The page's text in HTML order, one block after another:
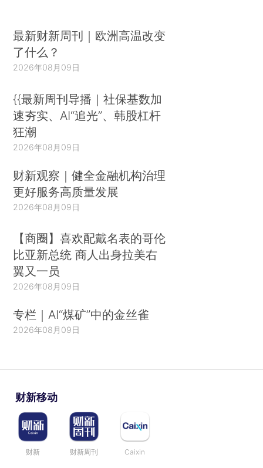
最新财新周刊｜欧洲高温改变
了什么？
2026年08月09日
{{最新周刊导播｜社保基数加
速夯实、AI“追光”、韩股杠杆
狂潮
2026年08月09日
财新观察｜健全金融机构治理
更好服务高质量发展
2026年08月09日
【商圈】喜欢配戴名表的哥伦
比亚新总统 商人出身拉美右
翼又一员
2026年08月09日
专栏｜AI“煤矿”中的金丝雀
2026年08月09日
财新移动
财新 财新周刊 Caixin